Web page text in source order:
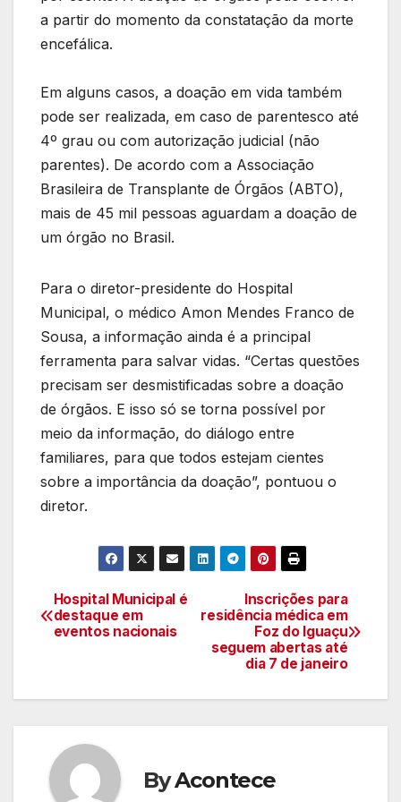
a partir do momento da constatação da morte
encefálica.
Em alguns casos, a doação em vida também
pode ser realizada, em caso de parentesco até
4º grau ou com autorização judicial (não
parentes). De acordo com a Associação
Brasileira de Transplante de Órgãos (ABTO),
mais de 45 mil pessoas aguardam a doação de
um órgão no Brasil.
Para o diretor-presidente do Hospital
Municipal, o médico Amon Mendes Franco de
Sousa, a informação ainda é a principal
ferramenta para salvar vidas. “Certas questões
precisam ser desmistificadas sobre a doação
de órgãos. E isso só se torna possível por
meio da informação, do diálogo entre
familiares, para que todos estejam cientes
sobre a importância da doação”, pontuou o
diretor.
Navegação
de
Inscrições para
residência médica em
Foz do Iguaçu
seguem abertas até
dia 7 de janeiro
Hospital Municipal é
destaque em
eventos nacionais
ByAcontece